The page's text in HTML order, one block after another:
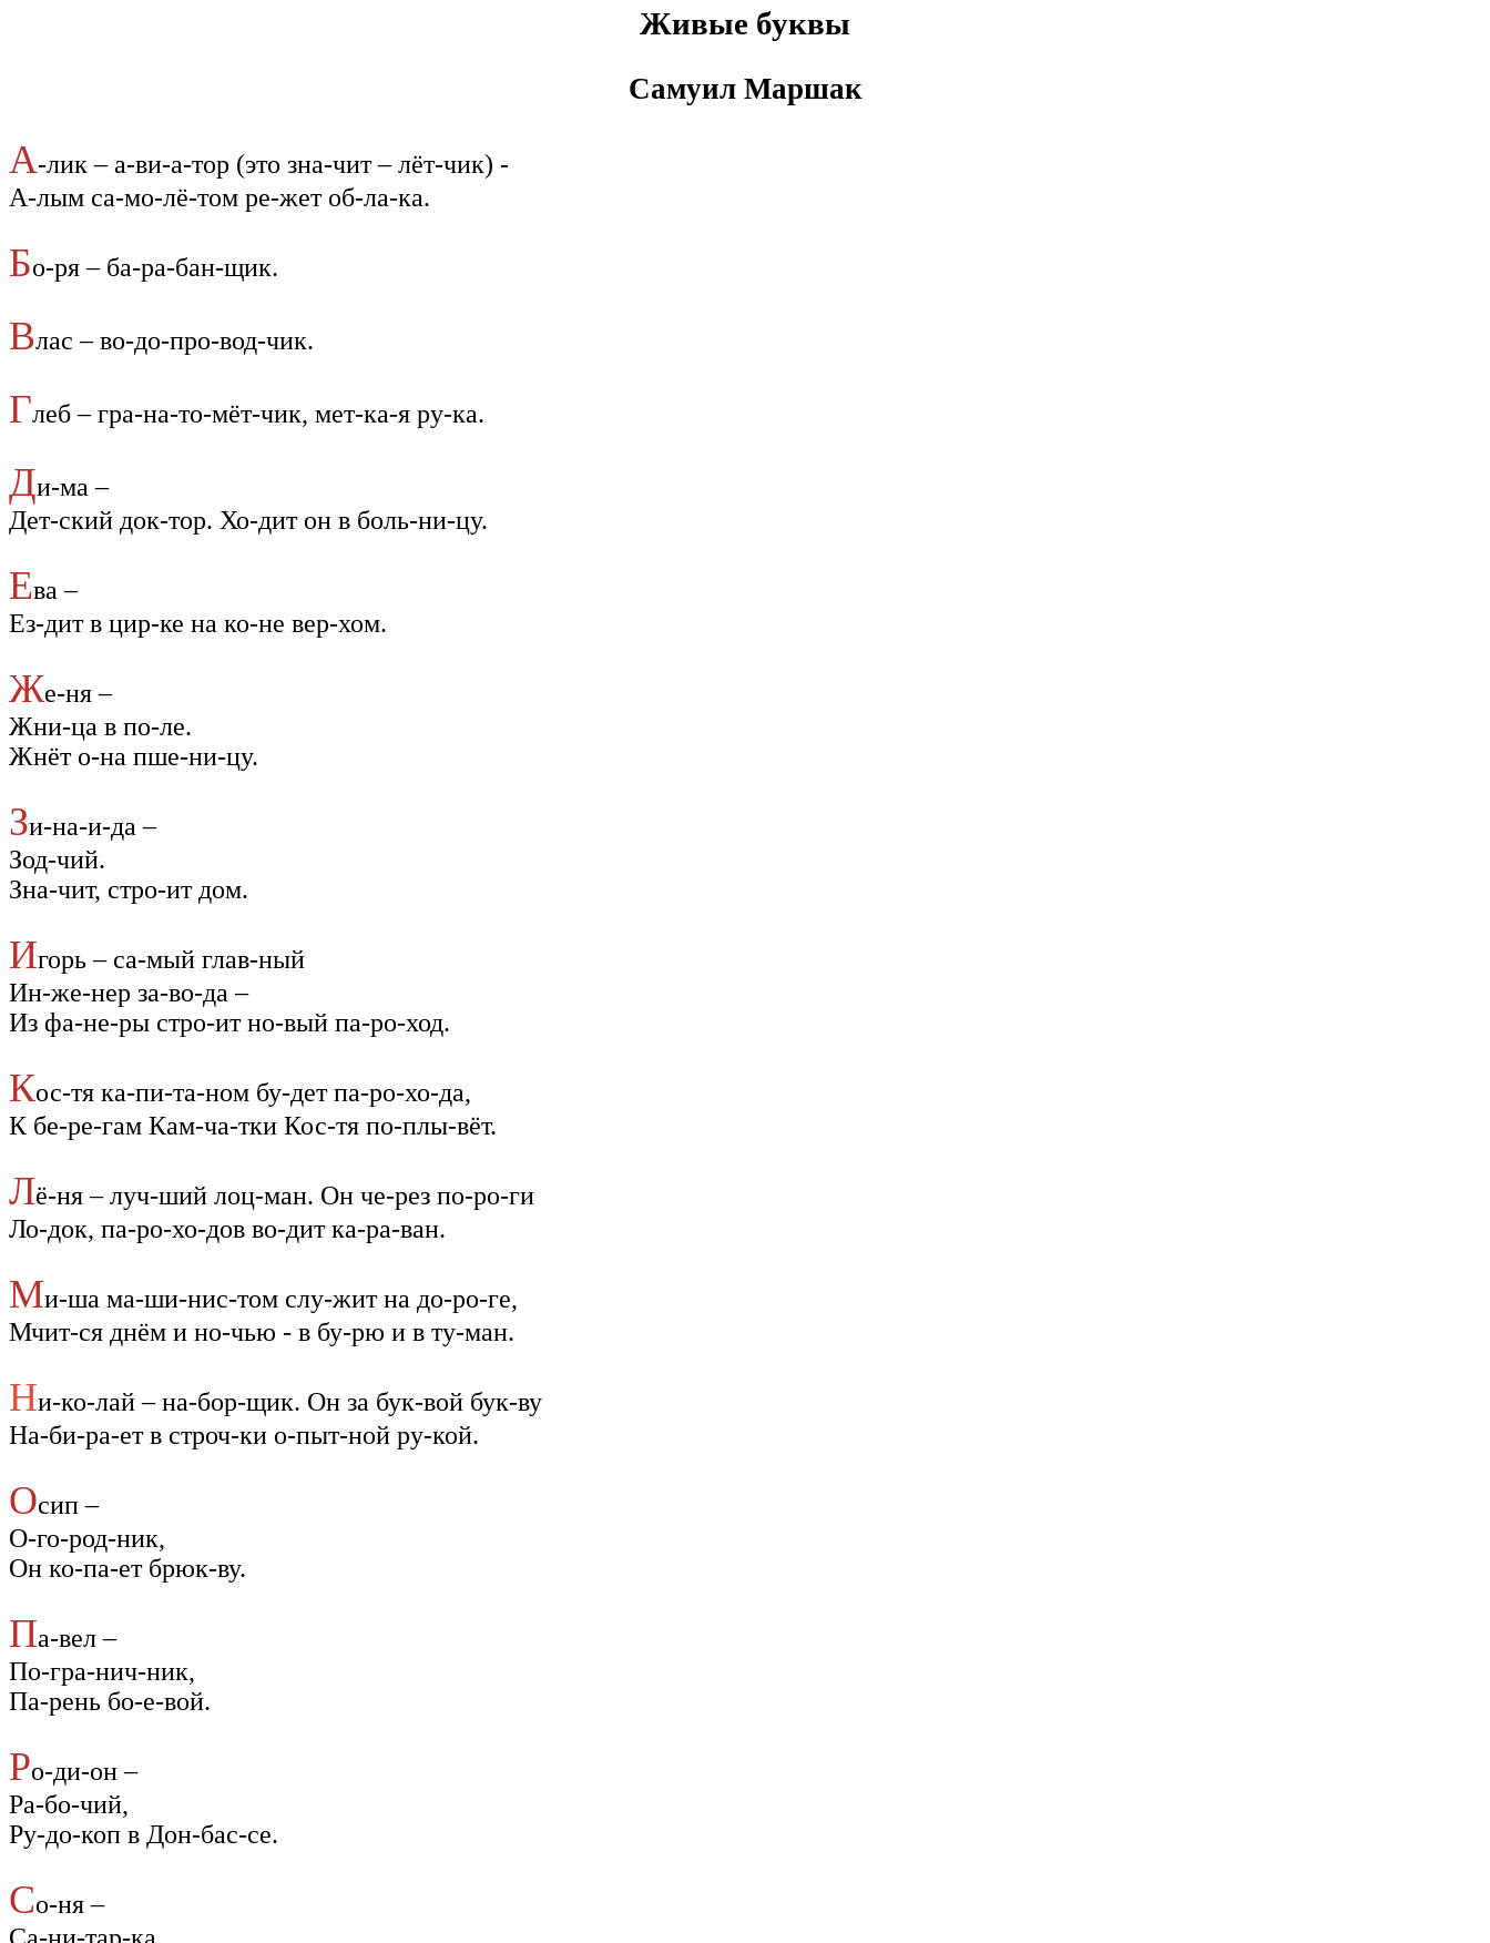
Живые буквы
Самуил Маршак
А-лик – а-ви-а-тор (это зна-чит – лёт-чик) -
А-лым са-мо-лё-том ре-жет об-ла-ка.
Бо-ря – ба-ра-бан-щик.
Влас – во-до-про-вод-чик.
Глеб – гра-на-то-мёт-чик, мет-ка-я ру-ка.
Ди-ма –
Дет-ский док-тор. Хо-дит он в боль-ни-цу.
Ева –
Ез-дит в цир-ке на ко-не вер-хом.
Же-ня –
Жни-ца в по-ле.
Жнёт о-на пше-ни-цу.
Зи-на-и-да –
Зод-чий.
Зна-чит, стро-ит дом.
Игорь – са-мый глав-ный
Ин-же-нер за-во-да –
Из фа-не-ры стро-ит но-вый па-ро-ход.
Кос-тя ка-пи-та-ном бу-дет па-ро-хо-да,
К бе-ре-гам Кам-ча-тки Кос-тя по-плы-вёт.
Лё-ня – луч-ший лоц-ман. Он че-рез по-ро-ги
Ло-док, па-ро-хо-дов во-дит ка-ра-ван.
Ми-ша ма-ши-нис-том слу-жит на до-ро-ге,
Мчит-ся днём и но-чью - в бу-рю и в ту-ман.
Ни-ко-лай – на-бор-щик. Он за бук-вой бук-ву
На-би-ра-ет в строч-ки о-пыт-ной ру-кой.
Осип –
О-го-род-ник,
Он ко-па-ет брюк-ву.
Па-вел –
По-гра-нич-ник,
Па-рень бо-е-вой.
Ро-ди-он –
Ра-бо-чий,
Ру-до-коп в Дон-бас-се.
Со-ня –
Са-ни-тар-ка.